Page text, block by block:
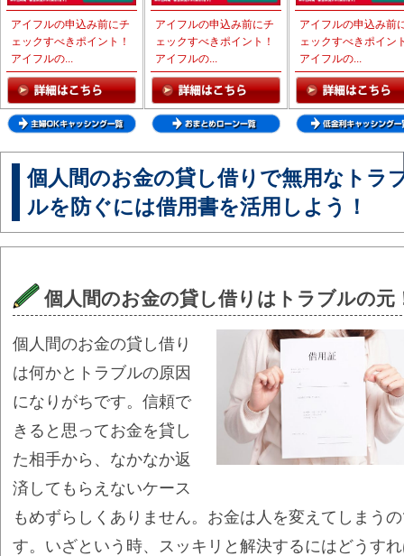
アイフルの申込み前にチ
ェックすべきポイント！
アイフルの...
アイフルの申込み前にチ
ェックすべきポイント！
アイフルの...
アイフルの申込み前
ェックすべきポイン
アイフルの...
個人間のお金の貸し借りで無用なトラ
ルを防ぐには借用書を活用しよう！
個人間のお金の貸し借りはトラブルの元
個人間のお金の貸し借り
は何かとトラブルの原因
になりがちです。信頼で
きると思ってお金を貸し
た相手から、なかなか返
済してもらえないケース
もめずらしくありません。お金は人を変えてしまう
す。いざという時、スッキリと解決するにはどうす